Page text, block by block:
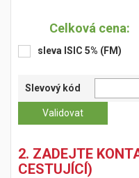
Celková cena:
sleva ISIC 5% (FM)
Slevový kód
2. ZADEJTE
CESTUJÍCÍ)